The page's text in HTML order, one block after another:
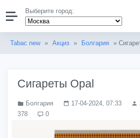
Выберите город:
Tabac new » Акциз » Болгария »
Сигареты Opal
Болгария 17-04-2024, 07:33
378
0